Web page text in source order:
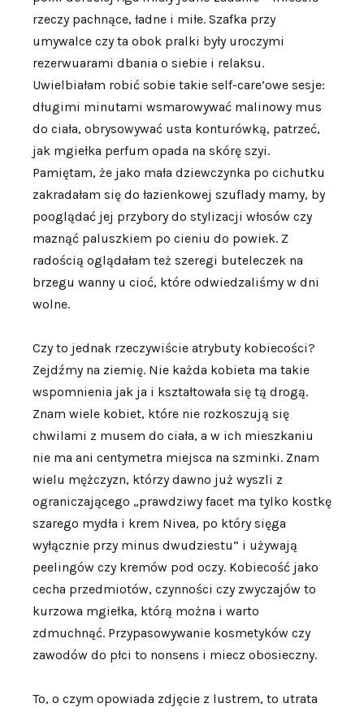
rzeczy pachnące, ładne i miłe. Szafka przy
umywalce czy ta obok pralki były uroczymi
rezerwuarami dbania o siebie i relaksu.
Uwielbiałam robić sobie takie self-care’owe sesje:
długimi minutami wsmarowywać malinowy mus
do ciała, obrysowywać usta konturówką, patrzeć,
jak mgiełka perfum opada na skórę szyi.
Pamiętam, że jako mała dziewczynka po cichutku
zakradałam się do łazienkowej szuflady mamy, by
pooglądać jej przybory do stylizacji włosów czy
maznąć paluszkiem po cieniu do powiek. Z
radością oglądałam też szeregi buteleczek na
brzegu wanny u cioć, które odwiedzaliśmy w dni
wolne.
Czy to jednak rzeczywiście atrybuty kobiecości?
Zejdźmy na ziemię. Nie każda kobieta ma takie
wspomnienia jak ja i kształtowała się tą drogą.
Znam wiele kobiet, które nie rozkoszują się
chwilami z musem do ciała, a w ich mieszkaniu
nie ma ani centymetra miejsca na szminki. Znam
wielu mężczyzn, którzy dawno już wyszli z
ograniczającego „prawdziwy facet ma tylko kostkę
szarego mydła i krem Nivea, po który sięga
wyłącznie przy minus dwudziestu” i używają
peelingów czy kremów pod oczy. Kobiecość jako
cecha przedmiotów, czynności czy zwyczajów to
kurzowa mgiełka, którą można i warto
zdmuchnąć. Przypasowywanie kosmetyków czy
zawodów do płci to nonsens i miecz obosieczny.
To, o czym opowiada zdjęcie z lustrem, to utrata